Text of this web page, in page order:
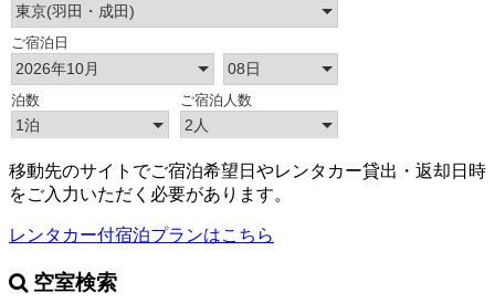
移動先のサイトでご宿泊希望日やレンタカー貸出・返却日時
をご入力いただく必要があります。
レンタカー付宿泊プランはこちら
空室検索